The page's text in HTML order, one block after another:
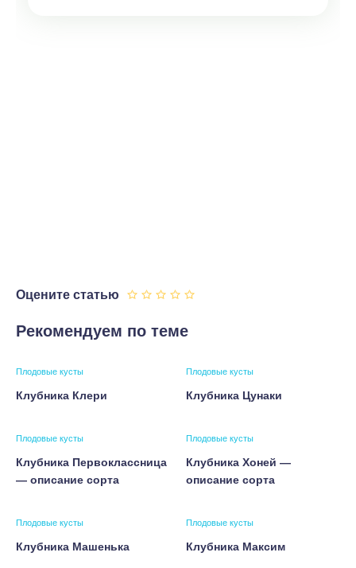
Оцените статью
Рекомендуем по теме
Плодовые кусты
Клубника Клери
Плодовые кусты
Клубника Цунаки
Плодовые кусты
Клубника Первоклассница
— описание сорта
Плодовые кусты
Клубника Хоней —
описание сорта
Плодовые кусты
Клубника Машенька
Плодовые кусты
Клубника Максим